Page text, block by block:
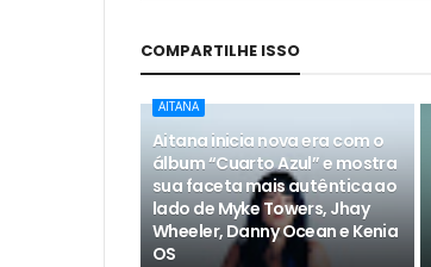
COMPARTILHE ISSO
AITANA
Aitana inicia nova era com o
álbum “Cuarto Azul” e mostra
sua faceta mais autêntica ao
lado de Myke Towers, Jhay
Wheeler, Danny Ocean e Kenia
OS